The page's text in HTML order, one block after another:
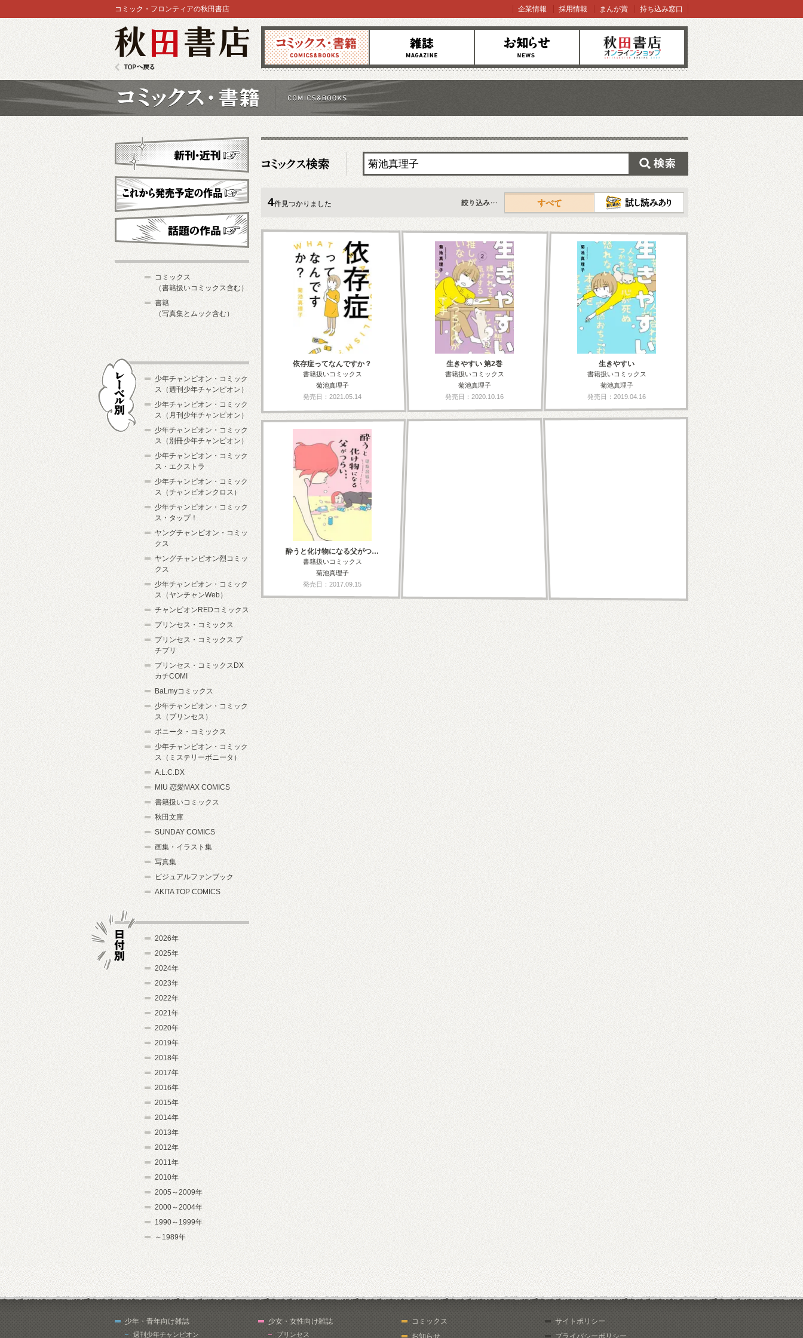
コミックス 雑誌 お知らせ オンラインショップ
コミック・フロンティアの秋田書店 企業情報 採用情報 まんが賞 持ち込み窓口
4件見つかりました
すべて
依存症ってなんですか？
書籍扱いコミックス
菊池真理子
発売日：2021.05.14
生きやすい 第2巻
書籍扱いコミックス
菊池真理子
発売日：2020.10.16
生きやすい
書籍扱いコミックス
菊池真理子
発売日：2019.04.16
酔うと化け物になる父がつ…
書籍扱いコミックス
菊池真理子
発売日：2017.09.15
新刊・近刊
これから発売予定
コミックス
（書籍扱いコミックス含む）
書籍
（写真集とムック含む）
少年チャンピオン・コミック
ス（週刊少年チャンピオン）
少年チャンピオン・コミック
ス（月刊少年チャンピオン）
少年チャンピオン・コミック
ス（別冊少年チャンピオン）
少年チャンピオン・コミック
ス・エクストラ
少年チャンピオン・コミック
ス（チャンピオンクロス）
少年チャンピオン・コミック
ス・タップ！
ヤングチャンピオン・コミッ
クス
ヤングチャンピオン烈コミッ
クス
少年チャンピオン・コミック
ス（ヤンチャンWeb）
チャンピオンREDコミックス
プリンセス・コミックス
プリンセス・コミックス プ
チプリ
プリンセス・コミックスDX
カチCOMI
BaLmyコミックス
少年チャンピオン・コミック
ス（プリンセス）
ボニータ・コミックス
少年チャンピオン・コミック
ス（ミステリーボニータ）
A.L.C.DX
MIU 恋愛MAX COMICS
書籍扱いコミックス
秋田文庫
SUNDAY COMICS
画集・イラスト集
写真集
ビジュアルファンブック
AKITA TOP COMICS
2026年
2025年
2024年
2023年
2022年
2021年
2020年
2019年
2018年
2017年
2016年
2015年
2014年
2013年
2012年
2011年
2010年
2005～2009年
2000～2004年
1990～1999年
～1989年
少年・青年向け雑誌
週刊少年チャンピオン
少女・女性向け雑誌
プリンセス
コミックス
お知らせ
サイトポリシー
プライバシーポリシー